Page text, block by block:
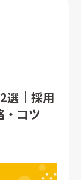
選｜採用
・コツ